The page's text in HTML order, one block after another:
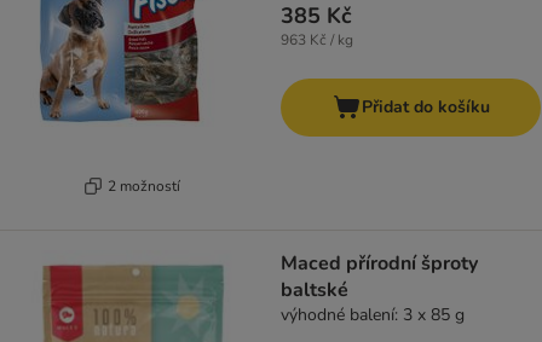
2 možností
385 Kč
963 Kč / kg
Přidat do košíku
Maced přírodní šproty
baltské
výhodné balení: 3 x 85 g